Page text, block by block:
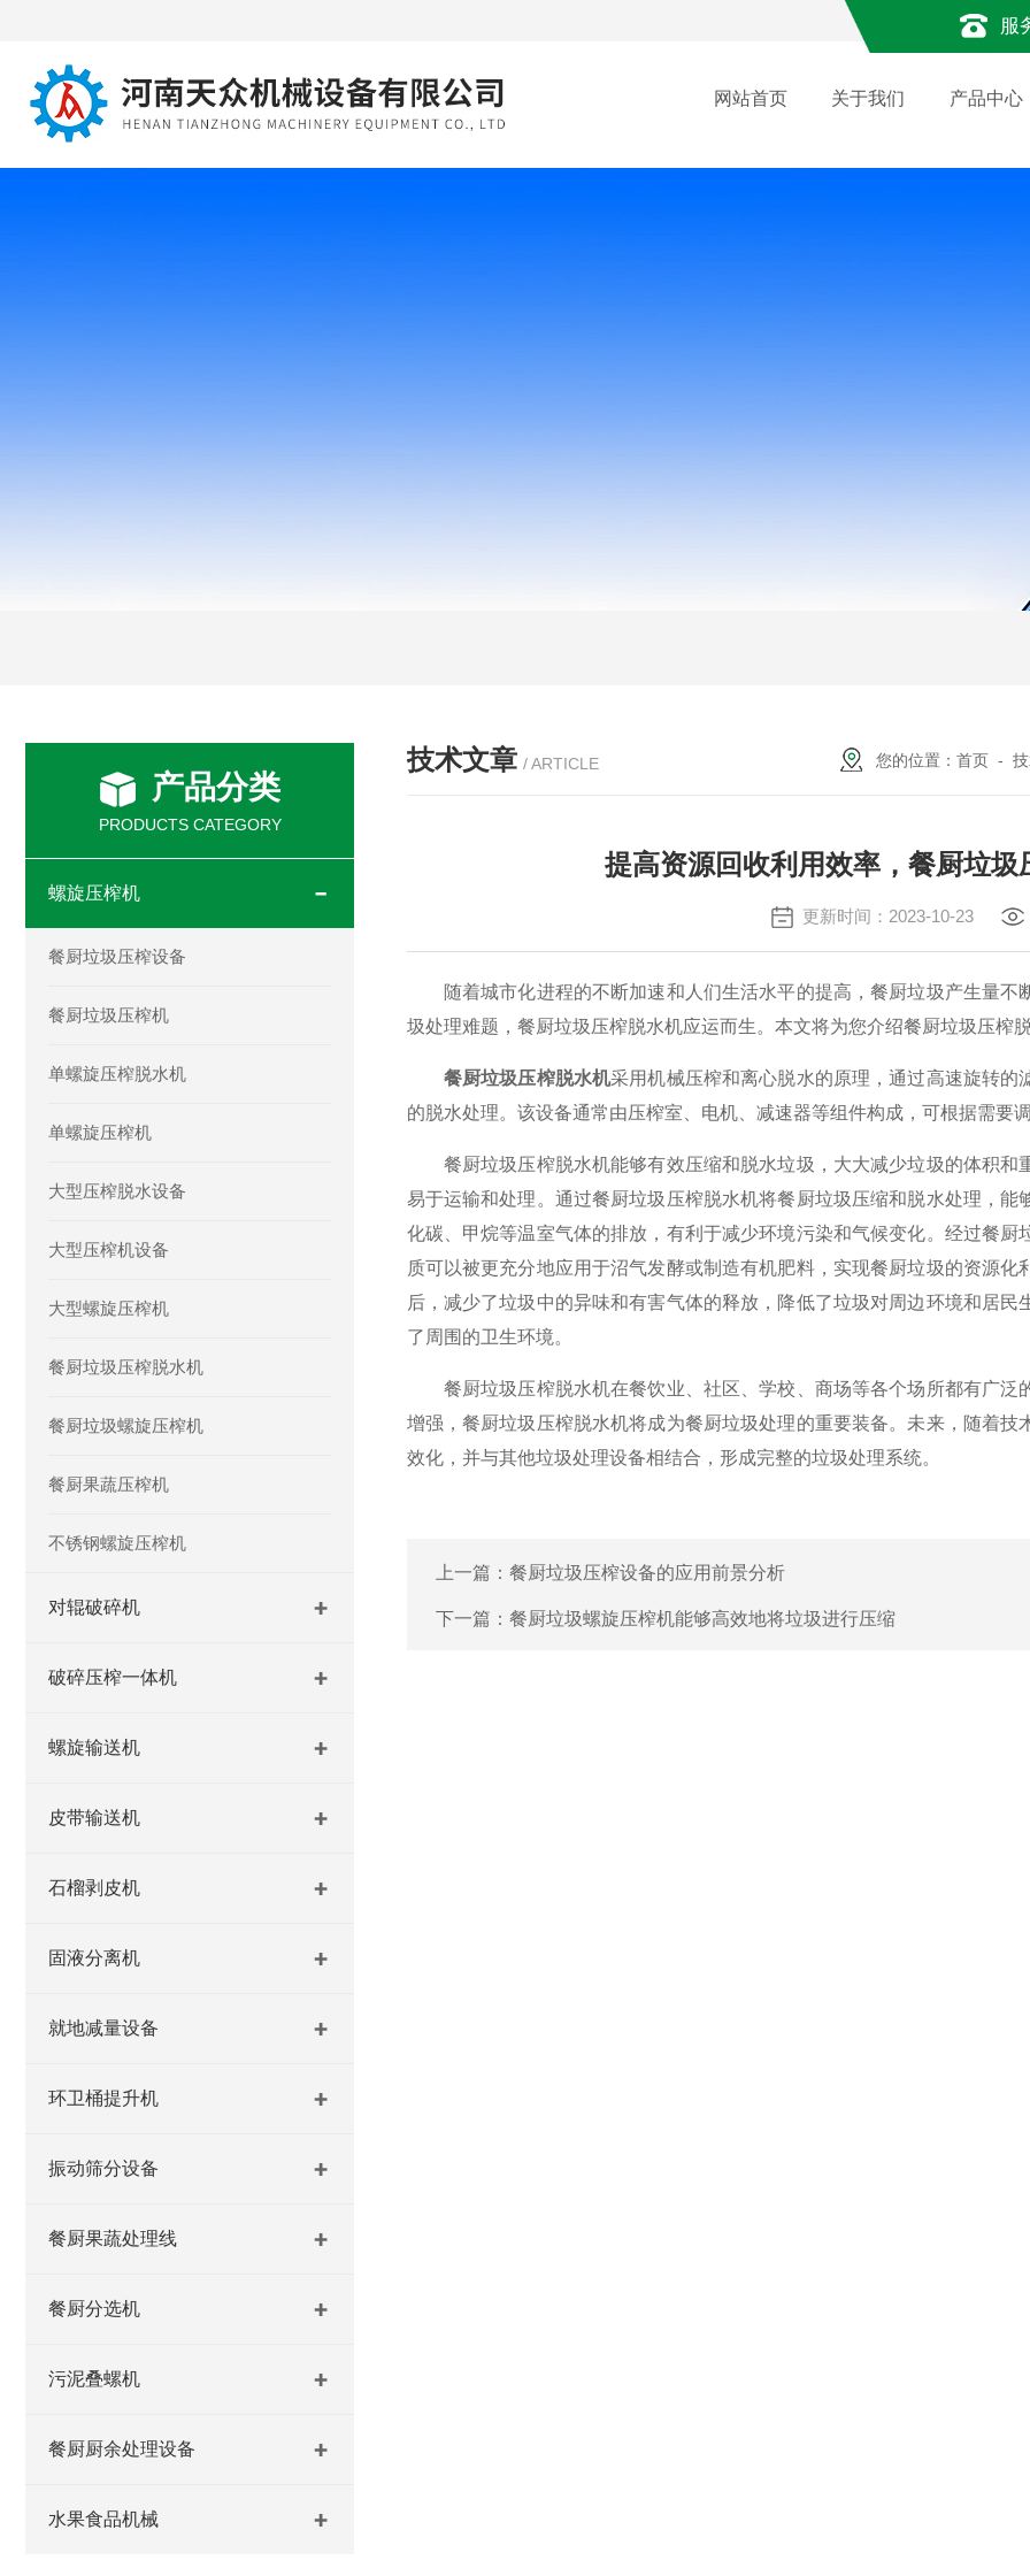
服
网站首页 关于我们 产品中心
技术文章 / ARTICLE 您的位置： 首页 -
提高资源回收利用效率，餐厨垃
更新时间：2023-10-23
随着城市化进程的不断加速和人们生活水平的提高，餐厨垃圾产生量不
圾处理难题，餐厨垃圾压榨脱水机应运而生。本文将为您介绍餐厨垃圾压榨
餐厨垃圾压榨脱水机采用机械压榨和离心脱水的原理，通过高速旋转
的脱水处理。该设备通常由压榨室、电机、减速器等组件构成，可根据需要
餐厨垃圾压榨脱水机能够有效压缩和脱水垃圾，大大减少垃圾的体积和
易于运输和处理。通过餐厨垃圾压榨脱水机将餐厨垃圾压缩和脱水处理，
化碳、甲烷等温室气体的排放，有利于减少环境污染和气候变化。经过餐
质可以被更充分地应用于沼气发酵或制造有机肥料，实现餐厨垃圾的资源
后，减少了垃圾中的异味和有害气体的释放，降低了垃圾对周边环境和居
了周围的卫生环境。
餐厨垃圾压榨脱水机在餐饮业、社区、学校、商场等各个场所都有广泛
增强，餐厨垃圾压榨脱水机将成为餐厨垃圾处理的重要装备。未来，随着
效化，并与其他垃圾处理设备相结合，形成完整的垃圾处理系统。
上一篇： 餐厨垃圾压榨设备的应用前景分析
下一篇： 餐厨垃圾螺旋压榨机能够高效地将垃圾进行压缩
产品分类
PRODUCTS CATEGORY
螺旋压榨机
餐厨垃圾压榨设备
餐厨垃圾压榨机
单螺旋压榨脱水机
单螺旋压榨机
大型压榨脱水设备
大型压榨机设备
大型螺旋压榨机
餐厨垃圾压榨脱水机
餐厨垃圾螺旋压榨机
餐厨果蔬压榨机
不锈钢螺旋压榨机
对辊破碎机
破碎压榨一体机
螺旋输送机
皮带输送机
石榴剥皮机
固液分离机
就地减量设备
环卫桶提升机
振动筛分设备
餐厨果蔬处理线
餐厨分选机
污泥叠螺机
餐厨厨余处理设备
水果食品机械